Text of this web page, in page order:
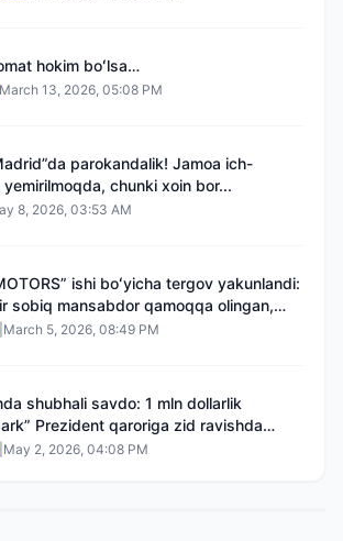
hokim boʻlsa…
March 13, 2026, 05:08 PM
parokandalik! Jamoa ich-
yemirilmoqda, chunki xoin bor...
8, 2026, 03:53 AM
ishi boʻyicha tergov yakunlandi:
sobiq mansabdor qamoqqa olingan,
“zami” gʻoyib boʻlgan
March 5, 2026, 08:49 PM
shubhali savdo: 1 mln dollarlik
Prezident qaroriga zid ravishda
maʼlum boʻldi
May 2, 2026, 04:08 PM